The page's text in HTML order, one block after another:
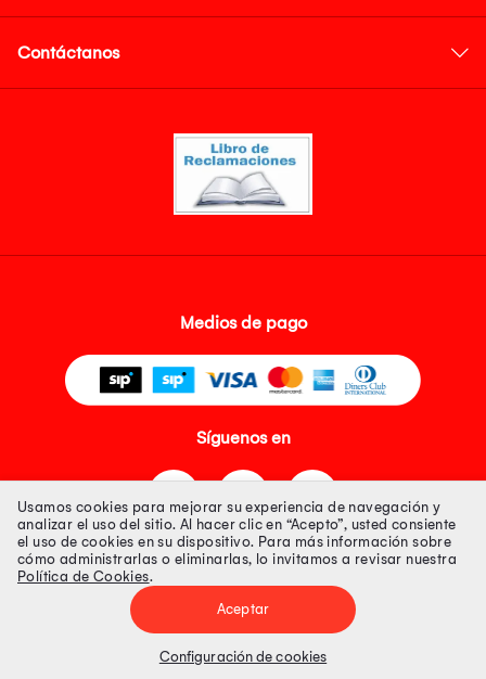
Contáctanos
Medios de pago
Síguenos en
Tienda 100% Segura
Tiendas Peruanas S.A. R.U.C. Nº 20493020618. Todos los derechos
Precios disponibles solo en www.oechsle.pe. Precios online publicados
Usamos cookies para mejorar su experiencia de navegación y
analizar el uso del sitio. Al hacer clic en “Acepto”, usted consiente
el uso de cookies en su dispositivo. Para más información sobre
cómo administrarlas o eliminarlas, lo invitamos a revisar nuestra
Política de Cookies.
Aceptar
Configuración de cookies